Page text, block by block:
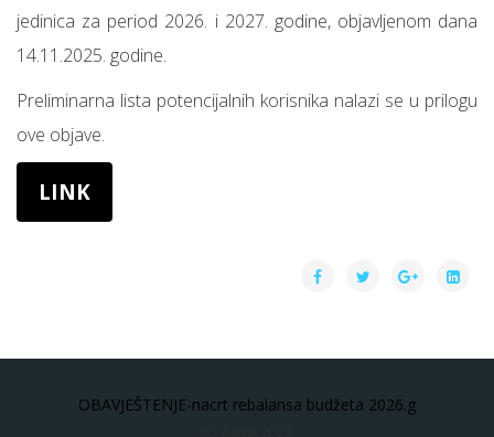
jedinica za period 2026. i 2027. godine, objavljenom dana
14.11.2025. godine.
Preliminarna lista potencijalnih korisnika nalazi se u prilogu
ove objave.
LINK
OBAVJEŠTENJE-nacrt rebalansa budžeta 2026.g